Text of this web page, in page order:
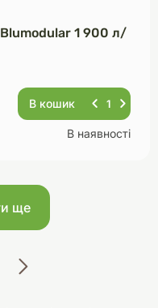
Blumodular 1 900 л/
В кошик
В наявності
ще